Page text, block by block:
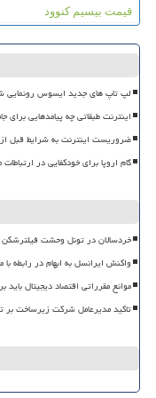
قیمت بیسیم کنوود
لپ تاپ های جدید ایسوس رونمایی
اینترنت طبقاتی چه پیامدهایی برای
ضروریست اینترنت به شرایط قبل
گام اروپا برای خودکفایی در ارتباطات
خردسالان در تونل وحشت فیلترشکن
واکنش ایرانسل به ابهام در رابطه
موانع مقرراتی اقتصاد دیجیتال
تاکید مدیرعامل شرکت زیرساخت